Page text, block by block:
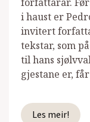
i haust er
invitert
tekstar, som
til hans
gjestane er,
Les meir!